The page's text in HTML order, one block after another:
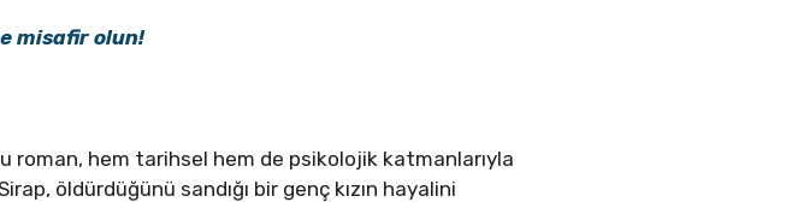
misafir olun!
roman, hem tarihsel hem de psikolojik katmanlarıyla
öldürdüğünü sandığı bir genç kızın hayalini